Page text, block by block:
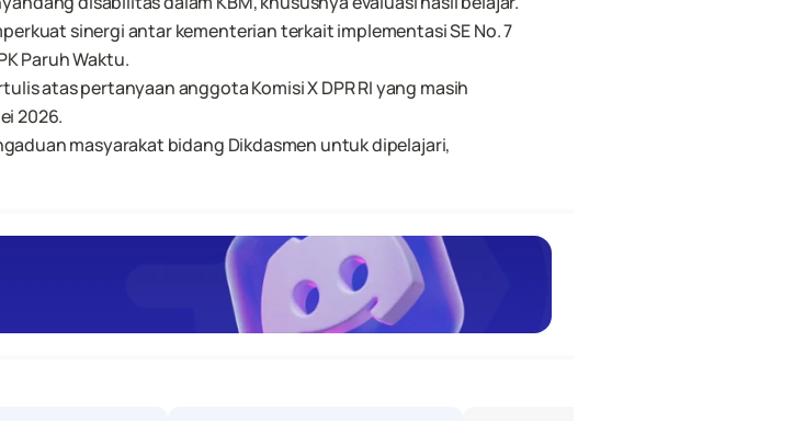
sinergi antar kementerian terkait implementasi SE No. 7
Paruh Waktu.
atas pertanyaan anggota Komisi X DPR RI yang masih
2026.
masyarakat bidang Dikdasmen untuk dipelajari,